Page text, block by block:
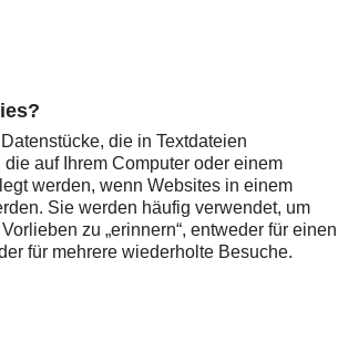
die in Textdateien
auf Ihrem Computer oder einem
werden, wenn Websites in einem
Sie werden häufig verwendet, um
zu „erinnern“, entweder für einen
für mehrere wiederholte Besuche.